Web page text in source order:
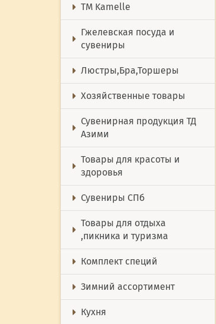
ТМ Kamelle
Гжелевская посуда и
сувениры
Люстры,Бра,Торшеры
Хозяйственные товары
Сувенирная продукция ТД
Азими
Товары для красоты и
здоровья
Сувениры СПб
Товары для отдыха
,пикника и туризма
Комплект специй
Зимний ассортимент
Кухня